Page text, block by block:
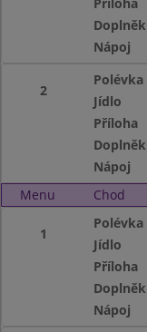
Doplněk
Nápoj
2
Polévka
Jídlo
Příloha
Doplněk
Nápoj
Menu
Chod
1
Polévka
Jídlo
Příloha
Doplněk
Nápoj